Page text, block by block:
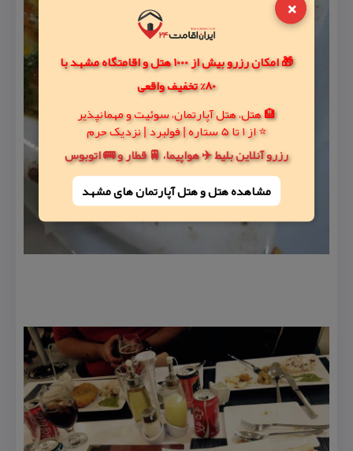
🎁 امکان رزرو بیش از 1000 هتل و اقامتگاه مشهد با
80% تخفیف واقعی
🏨 هتل، هتل آپارتمان، سوئیت و مهمانپذیر
⭐ از 1 تا 5 ستاره | فولبرد | نزدیک حرم
رزرو آنلاین بلیط ✈️ هواپیما، 🚆 قطار و 🚌 اتوبوس
مشاهده هتل و هتل‌ آپارتمان های مشهد